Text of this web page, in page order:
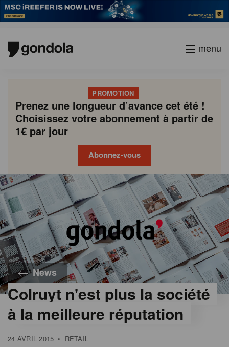
menu
PROMOTION
Prenez une longueur d’avance cet été !
Choisissez votre abonnement à partir de
1€ par jour
Abonnez-vous
News
Colruyt n'est plus la société
à la meilleure réputation
24 AVRIL 2015 • RETAIL
Gondola
academy
Gondola
society